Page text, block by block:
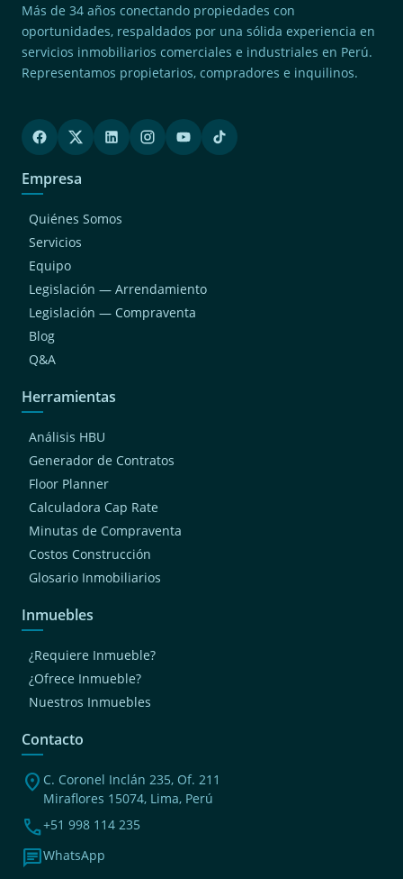
San Juan De Miraflores
San Miguel (2)
Jesus Maria (2)
Magdalena Del Mar
Chaclacayo
San Luis
Cieneguilla
Breña
Independencia
Más de 34 años conectando propiedades con
oportunidades, respaldados por una sólida experiencia en
servicios inmobiliarios comerciales e industriales en Perú.
Representamos propietarios, compradores e inquilinos.
Empresa
Quiénes Somos
Servicios
Equipo
Legislación — Arrendamiento
Legislación — Compraventa
Blog
Q&A
Herramientas
Análisis HBU
Generador de Contratos
Floor Planner
Calculadora Cap Rate
Minutas de Compraventa
Costos Construcción
Glosario Inmobiliarios
Inmuebles
¿Requiere Inmueble?
¿Ofrece Inmueble?
Nuestros Inmuebles
Contacto
location_on C. Coronel Inclán 235, Of. 211
Miraflores 15074, Lima, Perú
phone+51 998 114 235
chatWhatsApp